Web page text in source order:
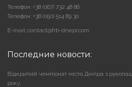
Телефон: +38 (067) 732 48 86
Телефон: +38 (050) 514 89 30
E-mail: contact@frb-dnepr.com
Последние новости:
Відкритий чемпіонат міста Дніпра з
року.